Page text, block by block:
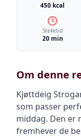
450 kcal
Steketid
20 min
Om denne
Kjøttdeig
som passer
middag. Den er
fremhever de